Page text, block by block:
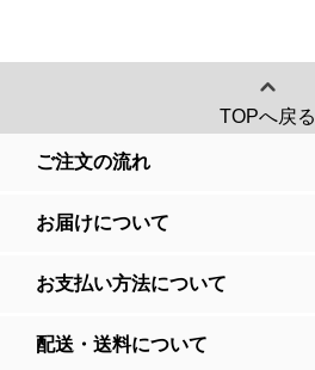
TOPへ戻る
ご注文の流れ
お届けについて
お支払い方法について
配送・送料について